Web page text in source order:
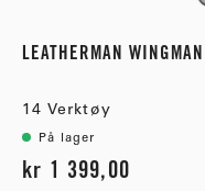
LEATHERMAN WINGMAN
14 Verktøy
På lager
kr 1 399,00